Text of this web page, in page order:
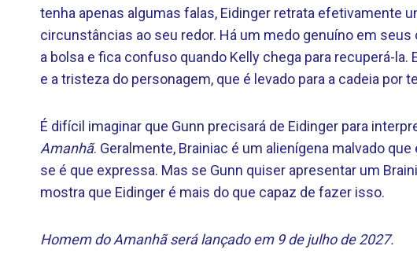
tenha apenas algumas falas, Eidinger retrata efetivamente
circunstâncias ao seu redor. Há um medo genuíno em
a bolsa e fica confuso quando Kelly chega para recuperá-la.
e a tristeza do personagem, que é levado para a cadeia por
É difícil imaginar que Gunn precisará de Eidinger para
Amanhã. Geralmente, Brainiac é um alienígena malvado
se é que expressa. Mas se Gunn quiser apresentar um
mostra que Eidinger é mais do que capaz de fazer isso.
Homem do Amanhã será lançado em 9 de julho de 2027.